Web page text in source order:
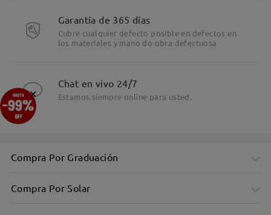
Garantía de 365 días
Cubre cualquier defecto posible en defectos en
los materiales y mano do obra defectuosa
Chat en vivo 24/7
Estamos siempre online para usted.
Compra Por Graduación
Compra Por Solar
×